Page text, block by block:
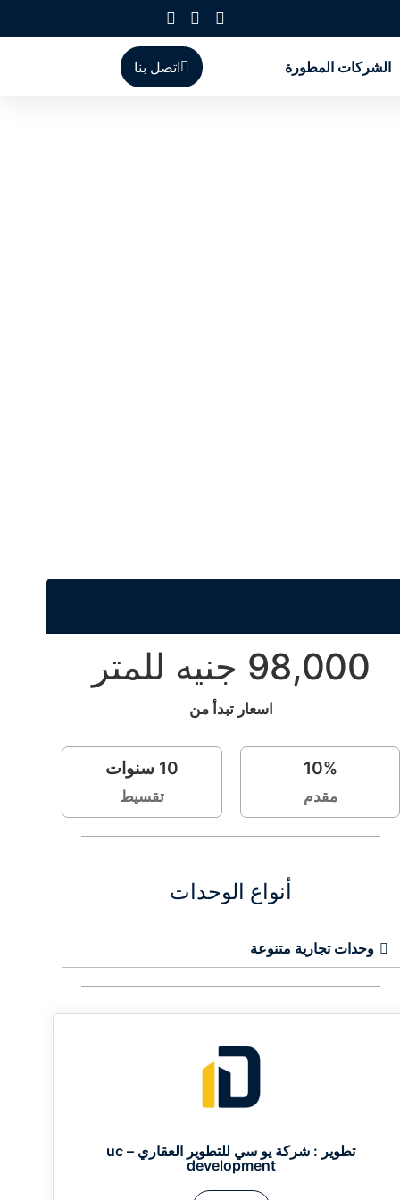
الشركات المطورة اتصل بنا
98,000 جنيه للمتر
اسعار تبدأ من
10%
مقدم
10 سنوات
تقسيط
أنواع الوحدات
وحدات تجارية متنوعة
تطوير :
شركة يو سي للتطوير العقاري – uc
development